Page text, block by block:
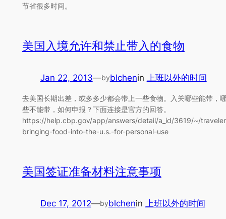
节省很多时间。
美国入境允许和禁止带入的食物
Jan 22, 2013—byblchenin 上班以外的时间
去美国长期出差，或多多少都会带上一些食物。入关哪些能带，
些不能带，如何申报？下面连接是官方的回答。
https://help.cbp.gov/app/answers/detail/a_id/3619/~/
bringing-food-into-the-u.s.-for-personal-use
美国签证准备材料注意事项
Dec 17, 2012—byblchenin 上班以外的时间